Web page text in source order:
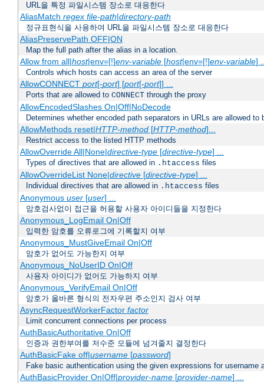
URL을 특정 파일시스템 장소로 대응한다
AliasMatch regex file-path|directory-path
정규표현식을 사용하여 URL을 파일시스템 장소로 대응한다
AliasPreservePath OFF|ON
Map the full path after the alias in a location.
Allow from all|host|env=[!]env-variable[host|env=[!]env-variable]
Controls which hosts can access an area of the server
AllowCONNECT port[-port] [port[-port]] ...
Ports that are allowed to CONNECT through the proxy
AllowEncodedSlashes On|Off|NoDecode
Determines whether encoded path separators in URLs are allowed to
AllowMethods reset|HTTP-method[HTTP-method]...
Restrict access to the listed HTTP methods
AllowOverride All|None|directive-type[directive-type] ...
Types of directives that are allowed in .htaccess files
AllowOverrideList None|directive[directive-type] ...
Individual directives that are allowed in .htaccess files
Anonymous user[user] ...
암호검사없이 접근을 허용할 사용자 아이디들을 지정한다
Anonymous_LogEmail On|Off
입력한 암호를 오류로그에 기록할지 여부
Anonymous_MustGiveEmail On|Off
암호가 없어도 가능한지 여부
Anonymous_NoUserID On|Off
사용자 아이디가 없어도 가능하지 여부
Anonymous_VerifyEmail On|Off
암호가 올바른 형식의 전자우편 주소인지 검사 여부
AsyncRequestWorkerFactor factor
Limit concurrent connections per process
AuthBasicAuthoritative On|Off
인증과 권한부여를 저수준 모듈에 넘겨줄지 결정한다
AuthBasicFake off|username[password]
Fake basic authentication using the given expressions for username
AuthBasicProvider On|Off|provider-name[provider-name] ...